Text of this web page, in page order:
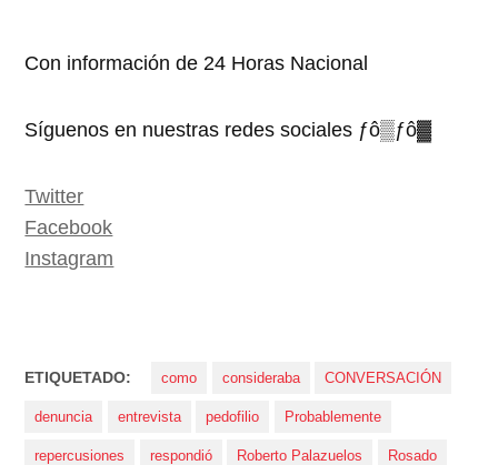
Con información de 24 Horas Nacional
Síguenos en nuestras redes sociales ­ƒô▒­ƒô▓
Twitter
Facebook
Instagram
ETIQUETADO: como consideraba CONVERSACIÓN
denuncia entrevista pedofilio Probablemente
repercusiones respondió Roberto Palazuelos Rosado